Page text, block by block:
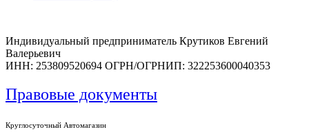
Индивидуальный предприниматель Крутиков Евгений
Валерьевич
ИНН: 253809520694 ОГРН/ОГРНИП: 322253600040353
Правовые документы
Круглосуточный Автомагазин